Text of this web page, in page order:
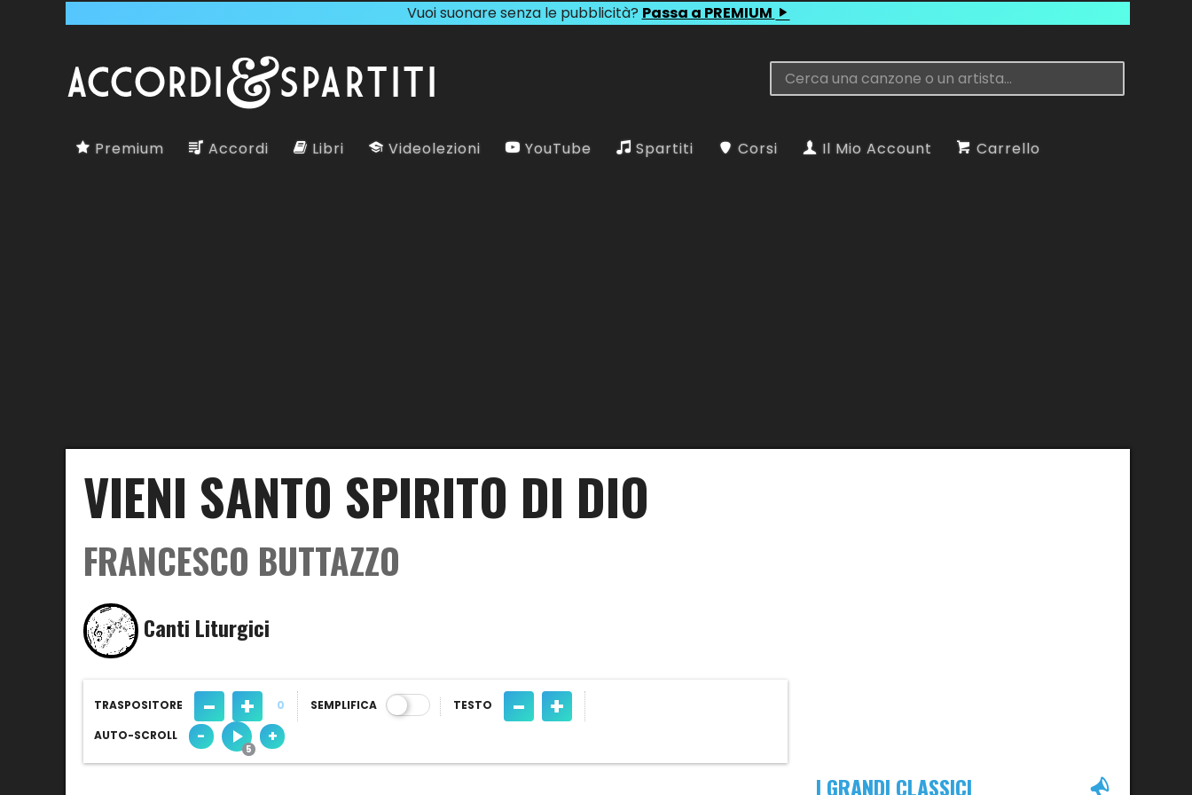
Vuoi suonare senza le pubblicità? Passa a PREMIUM
Premium Accordi Libri Videolezioni YouTube Spartiti Corsi Il Mio Account Carrello
VIENI SANTO SPIRITO DI DIO
FRANCESCO BUTTAZZO
Canti Liturgici
TRASPOSITORE - + 0 SEMPLIFICA TESTO - +
AUTO-SCROLL - +
I GRANDI CLASSICI